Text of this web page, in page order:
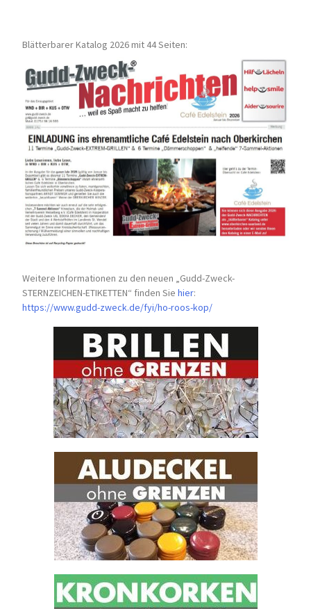
Blätterbarer Katalog 2026 mit 44 Seiten:
Weitere Informationen zu den neuen „Gudd-Zweck-
STERNZEICHEN-ETIKETTEN“ finden Siehier:
https://www.gudd-zweck.de/fyi/ho-roos-kop/